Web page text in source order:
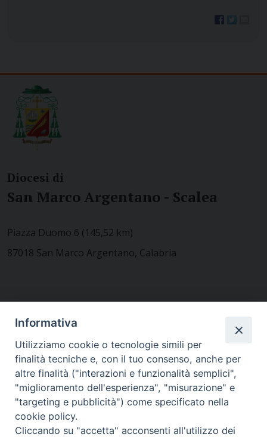
Diocesi di
San Marco Argentano - Scalea
Piazza Duomo 6 (145,52 km)
87018 San Marco Argentano, Calabria
MODULISTICA
WEBMAIL
Informativa
Utilizziamo cookie o tecnologie simili per
finalità tecniche e, con il tuo consenso, anche per
altre finalità ("interazioni e funzionalità semplici",
"miglioramento dell'esperienza", "misurazione" e
"targeting e pubblicità") come specificato nella
cookie policy.
Cliccando su "accetta" acconsenti all'utilizzo dei